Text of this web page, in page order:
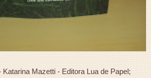
Mazetti - Editora Lua de Papel;